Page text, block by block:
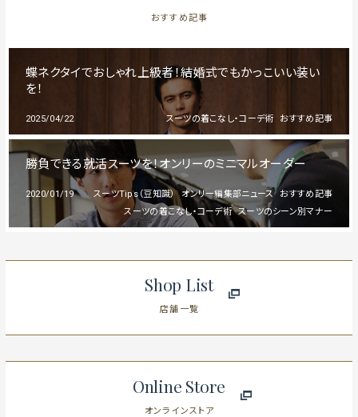
おすすめ記事
蝶ネクタイでおしゃれ上級者！結婚式でもかっこいい装い
を！
2025/04/22 おすすめ記事
スーツの着こなし・コーデ術
勝負できる就活スーツを！オンリーのミニマルオーダー
2020/01/19 おすすめ記事
オンリー編集部ニュース
スーツTips（豆知識）
スーツのシーン別マナー
スーツの着こなし・コーデ術
Shop List
店舗一覧
Online Store
オンラインストア